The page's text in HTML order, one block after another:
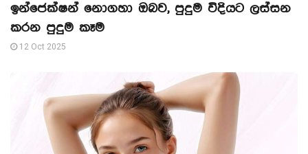
ඉන්ජෙක්ෂන් නොගහා ඔබව, පුදුම විදියට ලස්සන
කරන පුදුම කෑම
12 Oct 2025